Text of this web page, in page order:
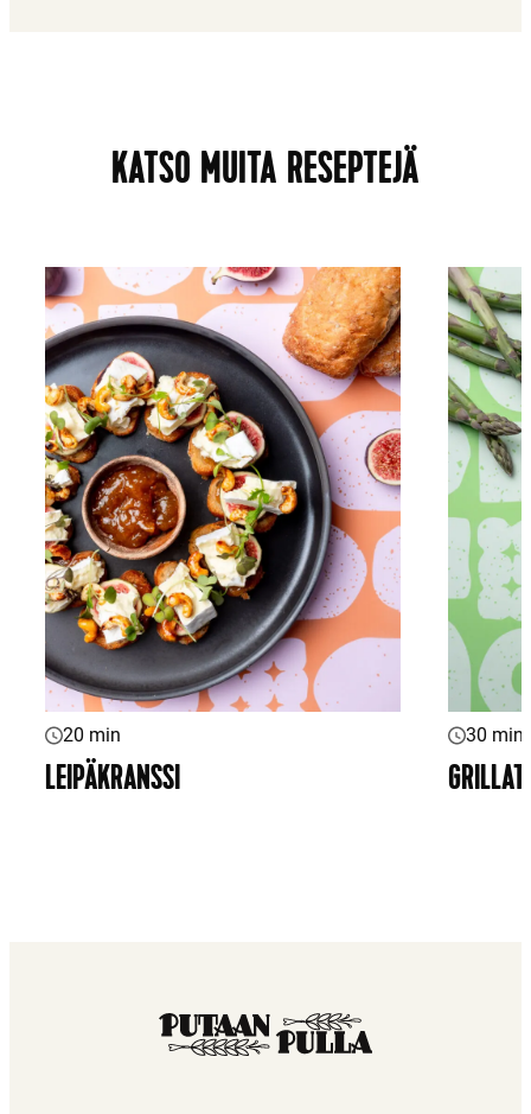
KATSO MUITA RESEPTEJÄ
20 min
LEIPÄKRANSSI
30 min